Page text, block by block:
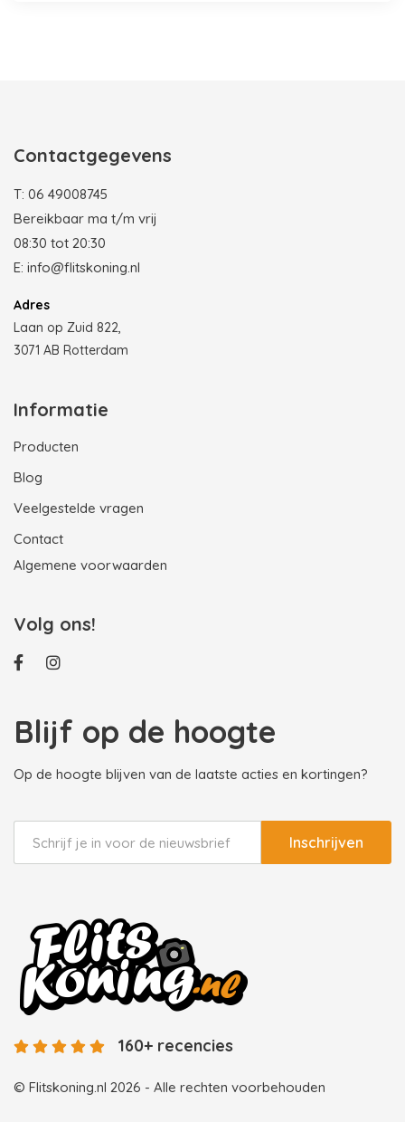
Contactgegevens
T: 06 49008745
Bereikbaar ma t/m vrij
08:30 tot 20:30
E: info@flitskoning.nl
Adres
Laan op Zuid 822,
3071 AB Rotterdam
Informatie
Producten
Blog
Veelgestelde vragen
Contact
Algemene voorwaarden
Volg ons!
Blijf op de hoogte
Op de hoogte blijven van de laatste acties en kortingen?
Inschrijven
© Flitskoning.nl 2026 - Alle rechten voorbehouden
160+ recencies